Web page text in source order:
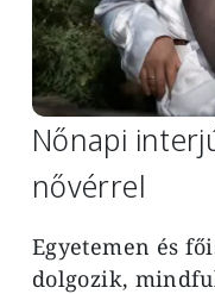
Nőnapi
nővérrel
Egyetemen és
dolgozik,